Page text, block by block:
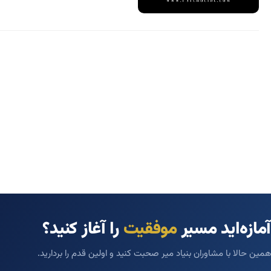
آمازه‌اید مسیرموفقیترا آغاز کنید؟
همین حالا با مشاوران بنیاد میر صحبت کنید و اولین قدم را بردارید.